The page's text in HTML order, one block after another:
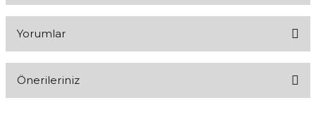
Yorumlar
Önerileriniz